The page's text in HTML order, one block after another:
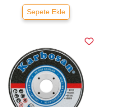
Sepete Ekle